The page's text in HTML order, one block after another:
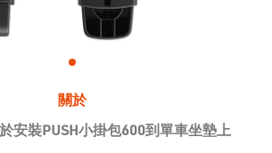
關於
安裝PUSH小掛包600到單車坐墊上